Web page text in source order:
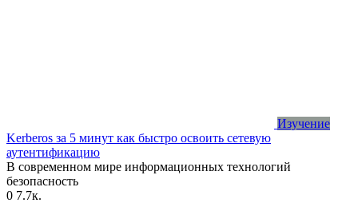
Изучение
Kerberos за 5 минут как быстро освоить сетевую
аутентификацию
В современном мире информационных технологий
безопасность
0 7.7к.